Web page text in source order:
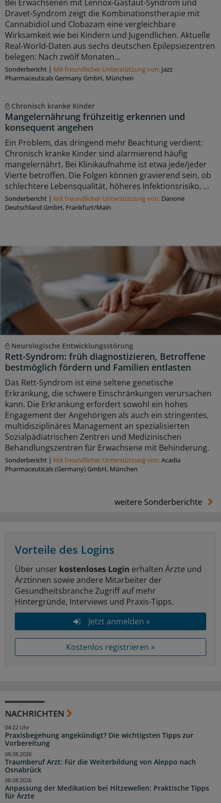
Bei Erwachsenen mit Lennox-Gastaut-Syndrom und
Dravet-Syndrom zeigt die Kombinationstherapie mit
Cannabidiol und Clobazam eine vergleichbare
Wirksamkeit wie bei Kindern und Jugendlichen. Aktuelle
Real-World-Daten aus sechs deutschen Epilepsiezentren
belegen: Nach zwölf Monaten...
Sonderbericht | Mit freundlicher Unterstützung von: Jazz
Pharmaceuticals Germany GmbH, München
Chronisch kranke Kinder
Mangelernährung frühzeitig erkennen und
konsequent angehen
Ein Problem, das dringend mehr Beachtung verdient:
Chronisch kranke Kinder sind alarmierend häufig
mangelernährt. Bei Klinikaufnahme ist etwa jede/jeder
Vierte betroffen. Die Folgen können gravierend sein, ob
schlechtere Lebensqualität, höheres Infektionsrisiko, ...
Sonderbericht | Mit freundlicher Unterstützung von: Danone
Deutschland GmbH, Frankfurt/Main
Neurologische Entwicklungsstörung
Rett-Syndrom: früh diagnostizieren, Betroffene
bestmöglich fördern und Familien entlasten
Das Rett-Syndrom ist eine seltene genetische
Erkrankung, die schwere Einschränkungen verursachen
kann. Die Erkrankung erfordert sowohl ein hohes
Engagement der Angehörigen als auch ein stringentes,
multidisziplinäres Management an spezialisierten
Sozialpädiatrischen Zentren und Medizinischen
Behandlungszentren für Erwachsene mit Behinderung.
Sonderbericht | Mit freundlicher Unterstützung von:Acadia
Pharmaceuticals (Germany) GmbH, München
weitere Sonderberichte
Vorteile des Logins
Über unser kostenloses Login erhalten Ärzte und
Ärztinnen sowie andere Mitarbeiter der
Gesundheitsbranche Zugriff auf mehr
Hintergründe, Interviews und Praxis-Tipps.
Jetzt anmelden »
Kostenlos registrieren »
NACHRICHTEN
Praxisbegehung angekündigt? Die wichtigsten Tipps zur
Vorbereitung
04:22 Uhr
Traumberuf Arzt: Für die Weiterbildung von Aleppo nach
Osnabrück
08.08.2026
Anpassung der Medikation bei Hitzewellen: Praktische Tipps
für Ärzte
08.08.2026